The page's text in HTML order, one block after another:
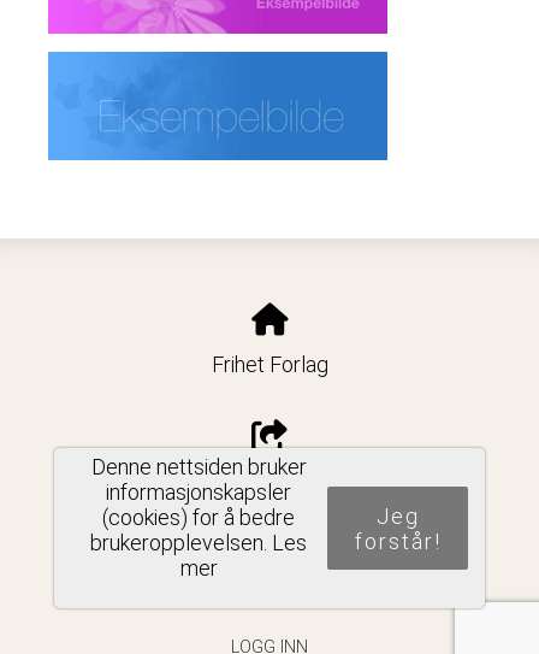
Frihet Forlag
Del nettside
Denne nettsiden bruker
informasjonskapsler
(cookies) for å bedre
brukeropplevelsen. Les
mer
Jeg
forstår!
LOGG INN